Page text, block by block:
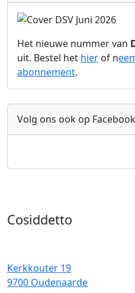
Het nieuwe nummer van
uit. Bestel het hier of n
abonnement.
Volg ons ook op Facebook
Cosiddetto
Kerkkouter 19
9700 Oudenaarde